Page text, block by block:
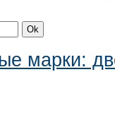
марки: